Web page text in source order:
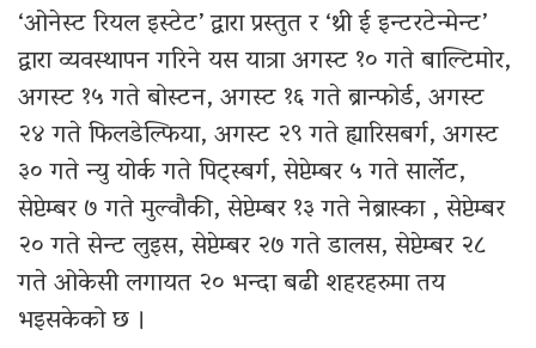
‘ओनेस्ट रियल इस्टेट’ द्वारा प्रस्तुत र ‘थ्री ई इन्टरटेन्मेन्ट’
द्वारा व्यवस्थापन गरिने यस यात्रा अगस्ट १० गते बाल्टिमोर,
अगस्ट १५ गते बोस्टन, अगस्ट १६ गते ब्रान्फोर्ड, अगस्ट
२४ गते फिलडेल्फिया, अगस्ट २९ गते ह्यारिसबर्ग, अगस्ट
३० गते न्यु योर्क गते पिट्स्बर्ग, सेप्टेम्बर ५ गते सार्लेट,
सेप्टेम्बर ७ गते मुल्वौकी, सेप्टेम्बर १३ गते नेब्रास्का , सेप्टेम्बर
२० गते सेन्ट लुइस, सेप्टेम्बर २७ गते डालस, सेप्टेम्बर २८
गते ओकेसी लगायत २० भन्दा बढी शहरहरुमा तय
भइसकेको छ ।